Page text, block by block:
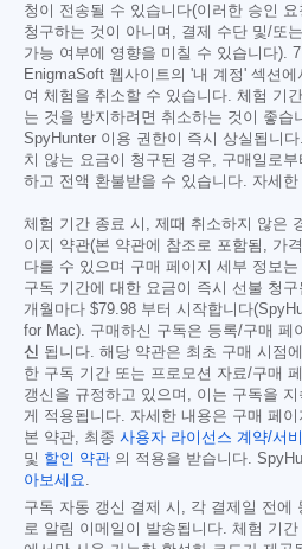
청이 전송될 수 있습니다(이러한 승인
청구하는 것이 아니며, 결제 수단 및/또
가능 여부에 영향을 미칠 수 있습니다).
EnigmaSoft 웹사이트의 '내 계정' 섹션
여 체험을 취소할 수 있습니다. 체험 기
는 것을 방지하려면 취소하는 것이 좋습
SpyHunter 이용 권한이 즉시 상실됩니
치 않는 요금이 청구된 경우, 구매일로
하고 전액 환불받을 수 있습니다. 자세한
체험 기간 종료 시, 제때 취소하지 않은
이지 약관(본 약관에 참조로 포함됨, 가
다를 수 있으며 구매 페이지 세부 정보
구독 기간에 대한 요금이 즉시 선불 청
개월마다 $79.98 부터 시작합니다
for Mac). 구매하신 구독은 등록/구매 페
신 됩니다. 해당 약관은 최초 구매 시점
한 구독 기간 또는 프로모션 자료/구매
갱신을 규정하고 있으며, 이는 구독을
게 적용됩니다. 자세한 내용은 구매 페
본 약관, 최종 사용자 라이선스 계약/서
및 할인 약관 의 적용을 받습니다.
아보세요.
구독 자동 갱신 결제 시, 각 결제일 전에
로 알림 이메일이 발송됩니다. 체험 기